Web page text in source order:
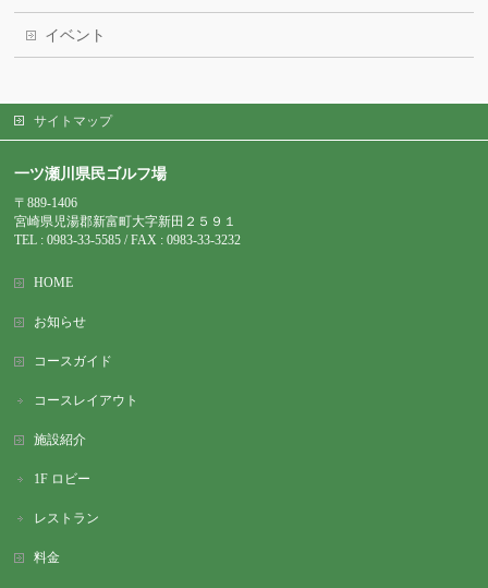
イベント
サイトマップ
一ツ瀬川県民ゴルフ場
〒889-1406
宮崎県児湯郡新富町大字新田２５９１
TEL : 0983-33-5585 / FAX : 0983-33-3232
HOME
お知らせ
コースガイド
コースレイアウト
施設紹介
1F ロビー
レストラン
料金